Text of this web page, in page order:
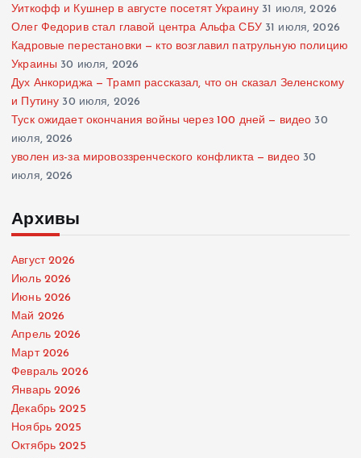
Уиткофф и Кушнер в августе посетят Украину 31 июля, 2026
Олег Федорив стал главой центра Альфа СБУ 31 июля, 2026
Кадровые перестановки — кто возглавил патрульную полицию
Украины 30 июля, 2026
Дух Анкориджа — Трамп рассказал, что он сказал Зеленскому
и Путину 30 июля, 2026
Туск ожидает окончания войны через 100 дней — видео 30
июля, 2026
уволен из-за мировоззренческого конфликта — видео 30
июля, 2026
Архивы
Август 2026
Июль 2026
Июнь 2026
Май 2026
Апрель 2026
Март 2026
Февраль 2026
Январь 2026
Декабрь 2025
Ноябрь 2025
Октябрь 2025